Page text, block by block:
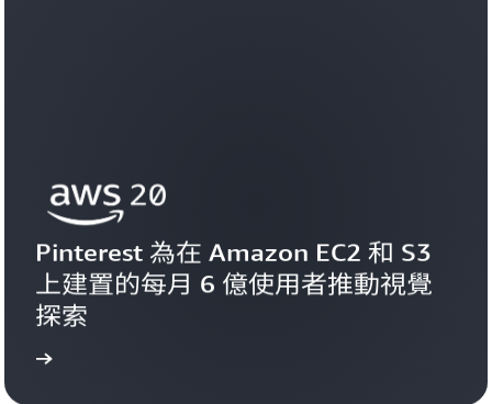
Pinterest 為在 Amazon EC2 和 S3
上建置的每月 6 億使用者推動視覺
探索
檢